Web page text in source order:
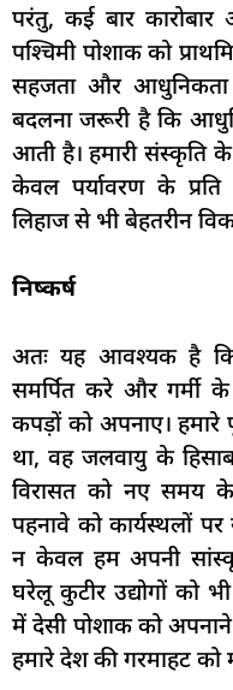
परंतु, कई बार
पश्चिमी पोशाक को
सहजता और आधुनिकता
बदलना जरूरी है कि
आती है। हमारी
केवल पर्यावरण के प्रति
लिहाज से भी बेहतरीन
निष्कर्ष
अतः यह आवश्यक है
समर्पित करे और गर्मी
कपड़ों को अपनाए। हमारे
था, वह जलवायु के
विरासत को नए
पहनावे को कार्यस्थलों
न केवल हम अपनी
घरेलू कुटीर उद्योगों को
में देसी पोशाक को
हमारे देश की गरमाहट को